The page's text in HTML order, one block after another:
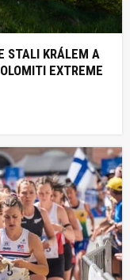
STALI KRÁLEM A
EXTREME